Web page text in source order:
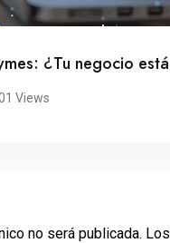
¿Tu negocio
Views
no será publicada.